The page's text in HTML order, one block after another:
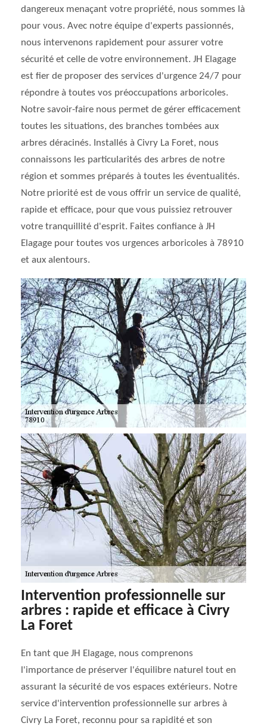
dangereux menaçant votre propriété, nous sommes là
pour vous. Avec notre équipe d'experts passionnés,
nous intervenons rapidement pour assurer votre
sécurité et celle de votre environnement. JH Elagage
est fier de proposer des services d'urgence 24/7 pour
répondre à toutes vos préoccupations arboricoles.
Notre savoir-faire nous permet de gérer efficacement
toutes les situations, des branches tombées aux
arbres déracinés. Installés à Civry La Foret, nous
connaissons les particularités des arbres de notre
région et sommes préparés à toutes les éventualités.
Notre priorité est de vous offrir un service de qualité,
rapide et efficace, pour que vous puissiez retrouver
votre tranquillité d'esprit. Faites confiance à JH
Elagage pour toutes vos urgences arboricoles à 78910
et aux alentours.
Intervention professionnelle sur
arbres : rapide et efficace à Civry
La Foret
En tant que JH Elagage, nous comprenons
l'importance de préserver l'équilibre naturel tout en
assurant la sécurité de vos espaces extérieurs. Notre
service d'intervention professionnelle sur arbres à
Civry La Foret, reconnu pour sa rapidité et son